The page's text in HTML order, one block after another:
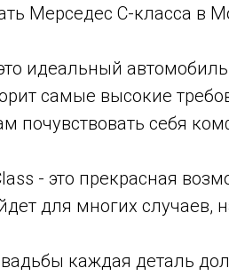
Мерседес С-класса в
идеальный
самые высокие
почувствовать себя
- это прекрасная
для многих случаев,
каждая деталь